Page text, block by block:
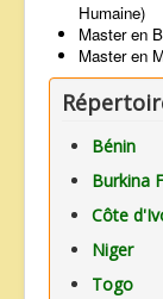
Humaine)
Master en
Master en
Bénin
Burkina
Côte
Niger
Togo